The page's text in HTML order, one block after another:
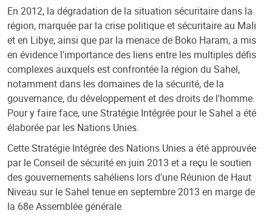
En 2012, la dégradation de la situation sécuritaire dans la
région, marquée par la crise politique et sécuritaire au Mali
et en Libye, ainsi que par la menace de Boko Haram, a mis
en évidence l'importance des liens entre les multiples défis
complexes auxquels est confrontée la région du Sahel,
notamment dans les domaines de la sécurité, de la
gouvernance, du développement et des droits de l'homme.
Pour y faire face, une Stratégie Intégrée pour le Sahel a été
élaborée par les Nations Unies.
Cette Stratégie Intégrée des Nations Unies a été approuvée
par le Conseil de sécurité en juin 2013 et a reçu le soutien
des gouvernements sahéliens lors d'une Réunion de Haut
Niveau sur le Sahel tenue en septembre 2013 en marge de
la 68e Assemblée générale.